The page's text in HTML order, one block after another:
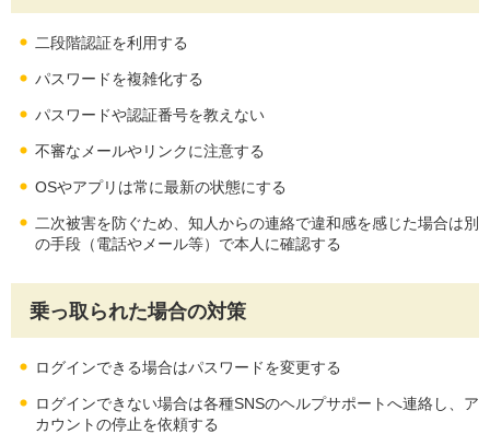
二段階認証を利用する
パスワードを複雑化する
パスワードや認証番号を教えない
不審なメールやリンクに注意する
OSやアプリは常に最新の状態にする
二次被害を防ぐため、知人からの連絡で違和感を感じた場合は別
の手段（電話やメール等）で本人に確認する
乗っ取られた場合の対策
ログインできる場合はパスワードを変更する
ログインできない場合は各種SNSのヘルプサポートへ連絡し、ア
カウントの停止を依頼する